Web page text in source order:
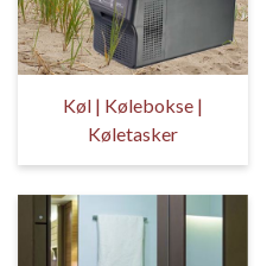
Køl | Kølebokse |
Køletasker